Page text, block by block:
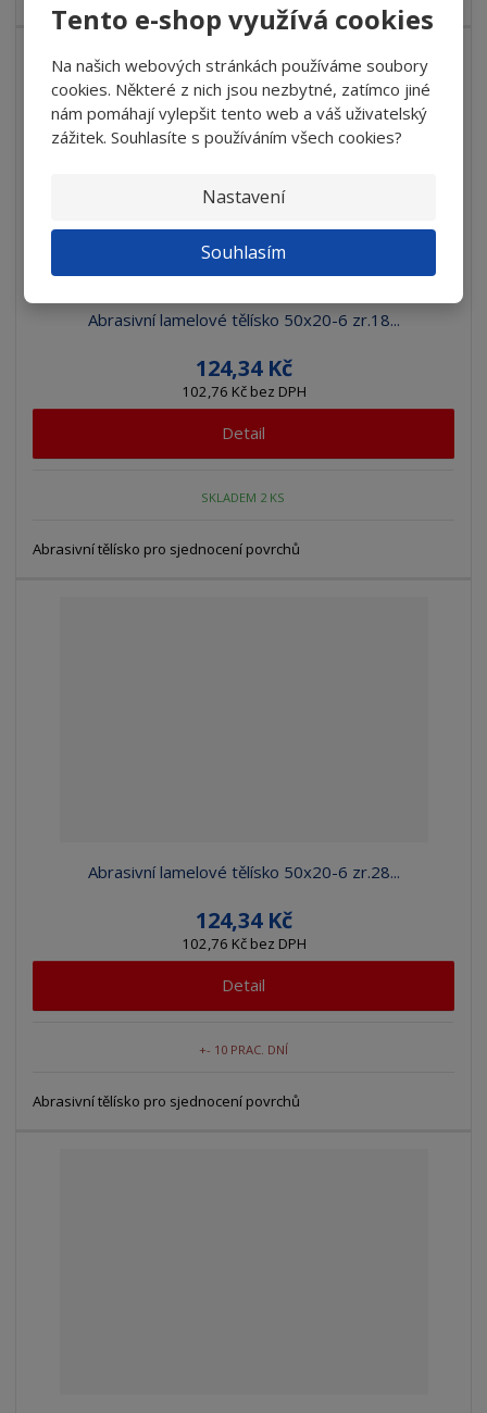
Tento e-shop využívá cookies
Na našich webových stránkách používáme soubory
cookies. Některé z nich jsou nezbytné, zatímco jiné
nám pomáhají vylepšit tento web a váš uživatelský
zážitek. Souhlasíte s používáním všech cookies?
Nastavení
Souhlasím
Abrasivní lamelové tělísko 50x20-6 zr.18...
124,34 Kč
102,76 Kč bez DPH
Detail
SKLADEM 2 KS
Abrasivní tělísko pro sjednocení povrchů
Abrasivní lamelové tělísko 50x20-6 zr.28...
124,34 Kč
102,76 Kč bez DPH
Detail
+- 10 PRAC. DNÍ
Abrasivní tělísko pro sjednocení povrchů